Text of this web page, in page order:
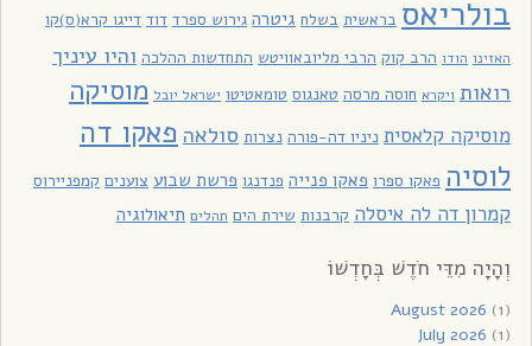
בולריאס בראשית בשלח גיטרה גירוש ספרד דוד דייגו קרא(ס)קו
האזינו הודו הרב קוק הרבי מליובאוויטש התחדשות ההלכה והיו עיניך
רואות ויקרא חוסה מרסה טאנגוס טומאטיטו ישראל יובל מוסיקה
מוסיקה קלאסית ניניו דה-פורה נצרות סולאה פאקו דה
לוסיה פאקו ספרו פאקו פנייה פנדנגו פרשת שבוע צוענים קמפניירוס
קמרון דה לה איסלה קרבנות שירת הים תהלים תיאולוגיה
וְהָיָה מִדֵּי חֹדֶשׁ בְּחָדְשׁוֹ
August 2026 (1)
July 2026 (1)